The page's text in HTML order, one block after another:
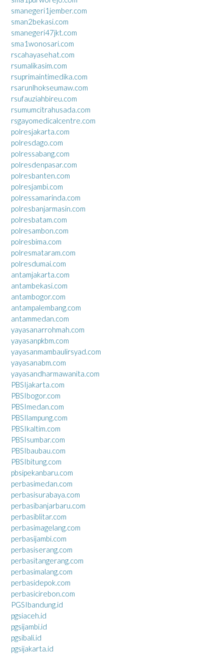
smanegeri1jember.com
sman2bekasi.com
smanegeri47jkt.com
sma1wonosari.com
rscahayasehat.com
rsumalikasim.com
rsuprimaintimedika.com
rsarunlhokseumaw.com
rsufauziahbireu.com
rsumumcitrahusada.com
rsgayomedicalcentre.com
polresjakarta.com
polresdago.com
polressabang.com
polresdenpasar.com
polresbanten.com
polresjambi.com
polressamarinda.com
polresbanjarmasin.com
polresbatam.com
polresambon.com
polresbima.com
polresmataram.com
polresdumai.com
antamjakarta.com
antambekasi.com
antambogor.com
antampalembang.com
antammedan.com
yayasanarrohmah.com
yayasanpkbm.com
yayasanmambaulirsyad.com
yayasanabm.com
yayasandharmawanita.com
PBSIjakarta.com
PBSIbogor.com
PBSImedan.com
PBSIlampung.com
PBSIkaltim.com
PBSIsumbar.com
PBSIbaubau.com
PBSIbitung.com
pbsipekanbaru.com
perbasimedan.com
perbasisurabaya.com
perbasibanjarbaru.com
perbasiblitar.com
perbasimagelang.com
perbasijambi.com
perbasiserang.com
perbasitangerang.com
perbasimalang.com
perbasidepok.com
perbasicirebon.com
PGSIbandung.id
pgsiaceh.id
pgsijambi.id
pgsibali.id
pgsijakarta.id